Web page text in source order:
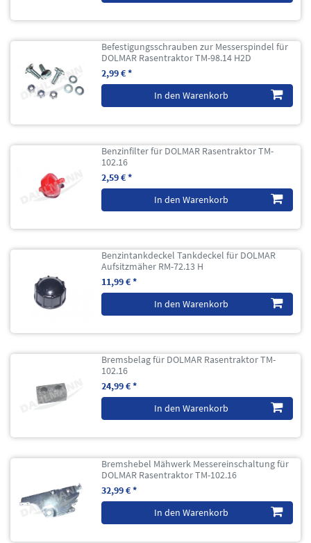
Befestigungsschrauben zur Messerspindel für
DOLMAR Rasentraktor TM-98.14 H2D
2,99 € *
In den Warenkorb
Benzinfilter für DOLMAR Rasentraktor TM-
102.16
2,59 € *
In den Warenkorb
Benzintankdeckel Tankdeckel für DOLMAR
Aufsitzmäher RM-72.13 H
11,99 € *
In den Warenkorb
Bremsbelag für DOLMAR Rasentraktor TM-
102.16
24,99 € *
In den Warenkorb
Bremshebel Mähwerk Messereinschaltung für
DOLMAR Rasentraktor TM-102.16
32,99 € *
In den Warenkorb